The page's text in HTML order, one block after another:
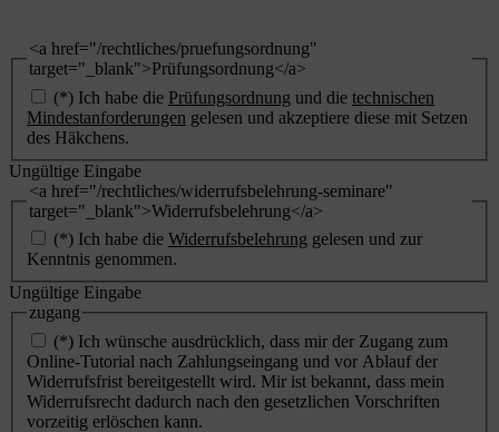
<a href="/rechtliches/pruefungsordnung"
target="_blank">Prüfungsordnung</a>
(*) Ich habe die Prüfungsordnung und die technischen
Mindestanforderungen gelesen und akzeptiere diese mit Setzen
des Häkchens.
Ungültige Eingabe
<a href="/rechtliches/widerrufsbelehrung-seminare"
target="_blank">Widerrufsbelehrung</a>
(*) Ich habe die Widerrufsbelehrung gelesen und zur
Kenntnis genommen.
Ungültige Eingabe
zugang
(*) Ich wünsche ausdrücklich, dass mir der Zugang zum
Online-Tutorial nach Zahlungseingang und vor Ablauf der
Widerrufsfrist bereitgestellt wird. Mir ist bekannt, dass mein
Widerrufsrecht dadurch nach den gesetzlichen Vorschriften
vorzeitig erlöschen kann.